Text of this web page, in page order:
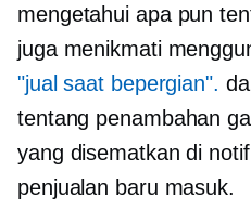
mengetahui apa pun
juga menikmati
"jual saat bepergian".
tentang penambahan
yang disematkan di
penjualan baru masuk.